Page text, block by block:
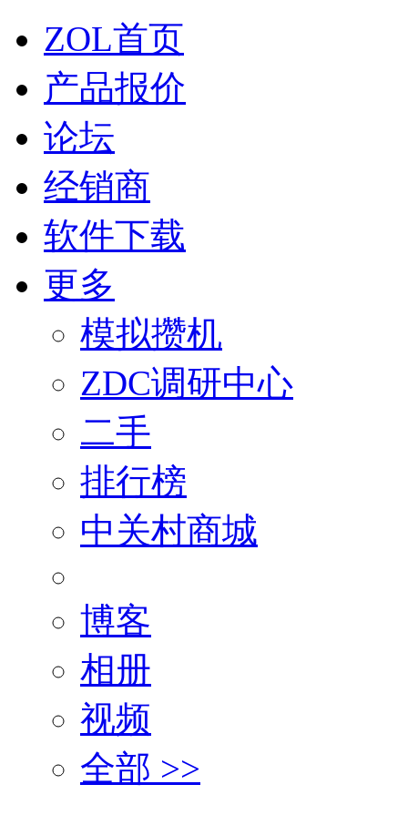
ZOL首页
产品报价
论坛
经销商
软件下载
更多
模拟攒机
ZDC调研中心
二手
排行榜
中关村商城
博客
相册
视频
全部 >>